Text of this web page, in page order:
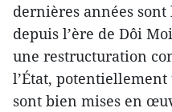
dernières années
depuis l’ère de Dôi
une restructuration
l’État,
sont bien mises en